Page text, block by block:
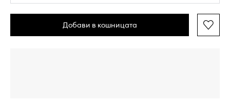
Добави в кошницата